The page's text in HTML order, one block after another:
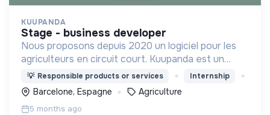
KUUPANDA
stage - business developer
Nous proposons depuis 2020 un logiciel pour les
agriculteurs en circuit court. Kuupanda est un
logiciel tout en un répondant aux différentes
facettes du circuit court.
💡 Responsible products or services Internship
Barcelone, Espagne Agriculture
5 months ago